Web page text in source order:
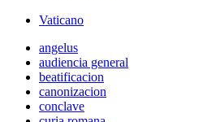
Vaticano
angelus
audiencia general
beatificacion
canonizacion
conclave